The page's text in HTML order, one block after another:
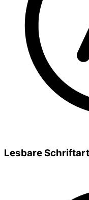
Lesbare Schriftart